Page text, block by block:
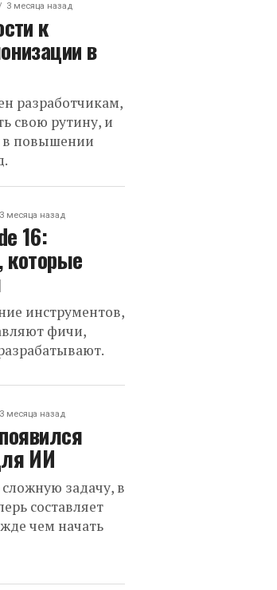
3 месяца назад
к
в
разработчикам,
свою рутину, и
в повышении
3 месяца назад
16:
инструментов,
фичи,
3 месяца назад
ИИ
задачу, в
составляет
чем начать